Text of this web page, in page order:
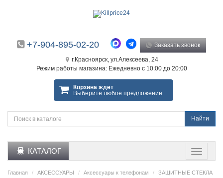
+7-904-895-02-20 Заказать звонок
г.Красноярск, ул.Алексеева, 24
Режим работы магазина: Ежедневно с 10:00 до 20:00
Корзина ждет
Выберите любое предложение
Найти
КАТАЛОГ
Главная АКСЕССУАРЫ Аксессуары к телефонам ЗАЩИТНЫЕ СТЕКЛА